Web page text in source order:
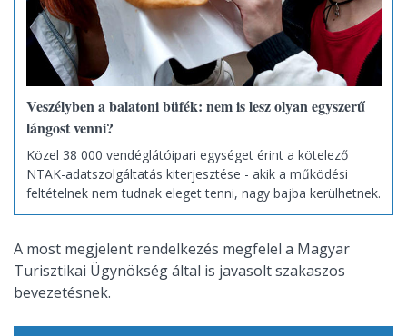
Veszélyben a balatoni büfék: nem is lesz olyan egyszerű
lángost venni?
Közel 38 000 vendéglátóipari egységet érint a kötelező
NTAK-adatszolgáltatás kiterjesztése - akik a működési
feltételnek nem tudnak eleget tenni, nagy bajba kerülhetnek.
A most megjelent rendelkezés megfelel a Magyar
Turisztikai Ügynökség által is javasolt szakaszos
bevezetésnek.